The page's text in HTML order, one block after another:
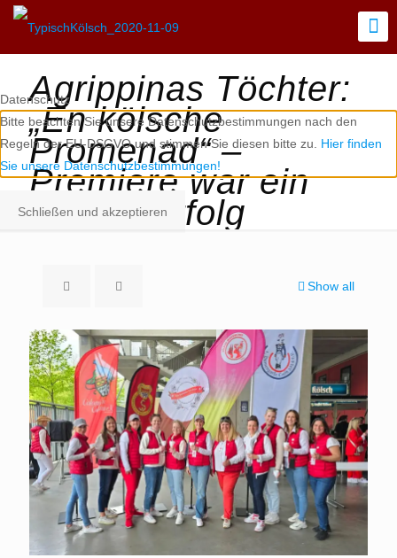
Agrippinas Töchter:
„En kölsche
Promenad“ –
Premiere war ein
großer Erfolg
Show all
Datenschutz
Bitte beachten Sie unsere Datenschutzbestimmungen nach den
Regeln der EU-DSGVO und stimmen Sie diesen bitte zu. Hier finden
Sie unsere Datenschutzbestimmungen!
Schließen und akzeptieren